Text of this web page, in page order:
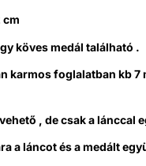
cm
köves medál található .
karmos foglalatban kb
, de csak a lánccal
a láncot és a medált